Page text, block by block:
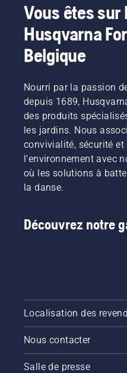
Vous êtes sur
Husqvarna
Belgique
Nourri par la passion
depuis 1689,
des produits
les jardins. Nous
convivialité, sécurité et
l'environnement avec
où les solutions à
la danse.
Découvrez notre
Localisation des
Nous contacter
Salle de presse